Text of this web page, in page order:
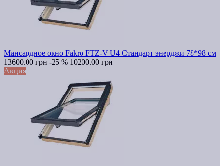
Мансардное окно Fakro FTZ-V U4 Стандарт энерджи 78*98 см
13600.00 грн -25 % 10200.00 грн
Акция